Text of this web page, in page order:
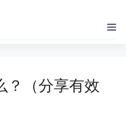
菜
？（分享有效